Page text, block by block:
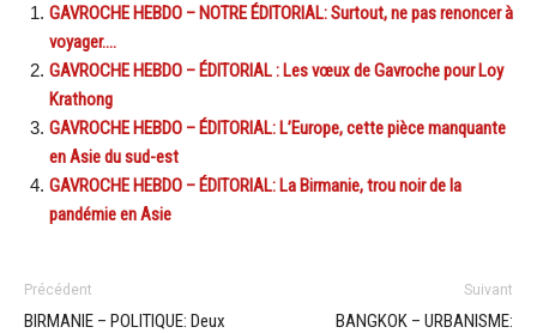
GAVROCHE HEBDO – NOTRE ÉDITORIAL: Surtout, ne pas renoncer à
voyager….
GAVROCHE HEBDO – ÉDITORIAL : Les vœux de Gavroche pour Loy
Krathong
GAVROCHE HEBDO – ÉDITORIAL: L’Europe, cette pièce manquante
en Asie du sud-est
GAVROCHE HEBDO – ÉDITORIAL: La Birmanie, trou noir de la
pandémie en Asie
Précédent
BIRMANIE – POLITIQUE: Deux
Suivant
BANGKOK – URBANISME: